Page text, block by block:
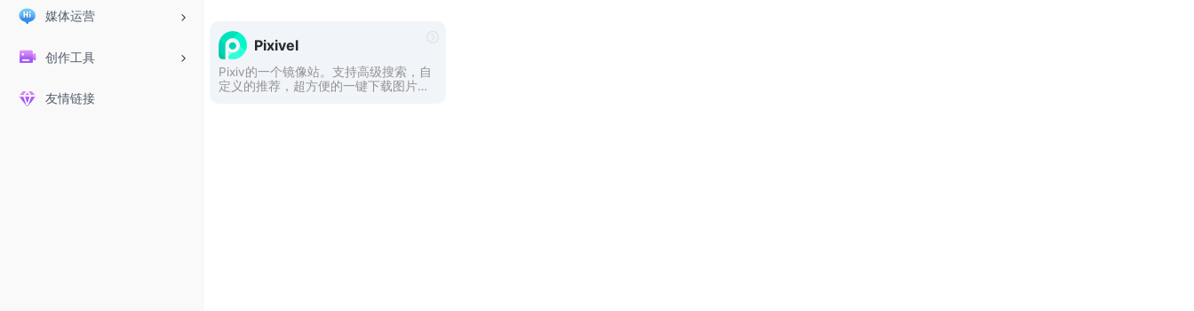
媒体运营
创作工具
友情链接
Pixivel
Pixiv的一个镜像站。支持高级搜索，自
定义的推荐，超方便的一键下载图片！